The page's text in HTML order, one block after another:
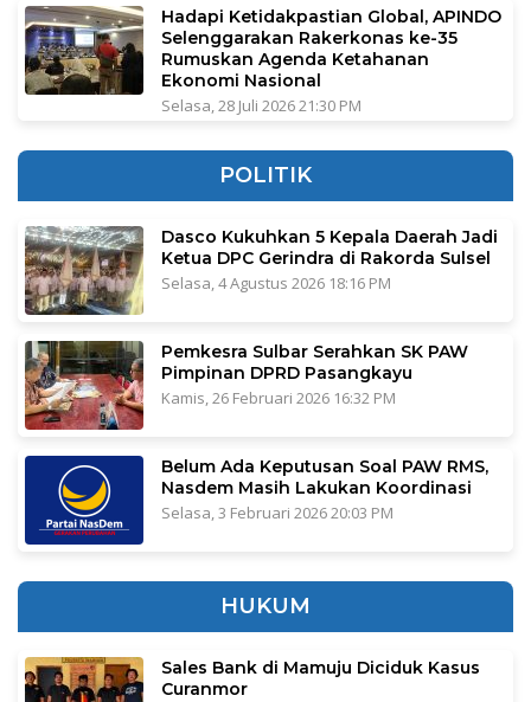
Hadapi Ketidakpastian Global, APINDO
Selenggarakan Rakerkonas ke-35
Rumuskan Agenda Ketahanan
Ekonomi Nasional
Selasa, 28 Juli 2026 21:30 PM
POLITIK
Dasco Kukuhkan 5 Kepala Daerah Jadi
Ketua DPC Gerindra di Rakorda Sulsel
Selasa, 4 Agustus 2026 18:16 PM
Pemkesra Sulbar Serahkan SK PAW
Pimpinan DPRD Pasangkayu
Kamis, 26 Februari 2026 16:32 PM
Belum Ada Keputusan Soal PAW RMS,
Nasdem Masih Lakukan Koordinasi
Selasa, 3 Februari 2026 20:03 PM
HUKUM
Sales Bank di Mamuju Diciduk Kasus
Curanmor